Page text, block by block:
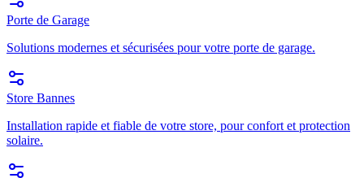
Porte de Garage
Solutions modernes et sécurisées pour votre porte de garage.
Store Bannes
Installation rapide et fiable de votre store, pour confort et protection
solaire.